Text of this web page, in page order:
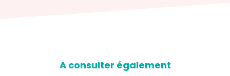
A consulter également